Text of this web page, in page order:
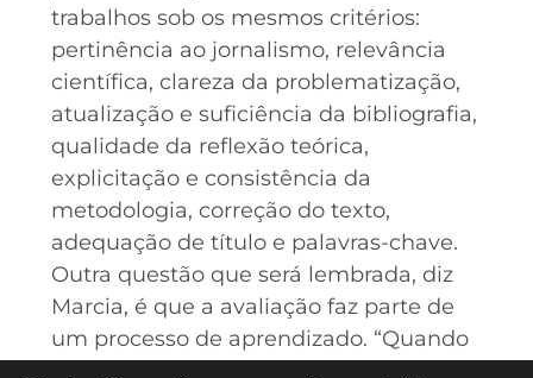
trabalhos sob os mesmos critérios:
pertinência ao jornalismo, relevância
científica, clareza da problematização,
atualização e suficiência da bibliografia,
qualidade da reflexão teórica,
explicitação e consistência da
metodologia, correção do texto,
adequação de título e palavras-chave.
Outra questão que será lembrada, diz
Marcia, é que a avaliação faz parte de
um processo de aprendizado. “Quando